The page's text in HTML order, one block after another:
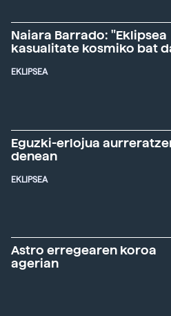
Naiara Barrado: "Eklipsea
kasualitate kosmiko bat
EKLIPSEA
Eguzki-erlojua
denean
EKLIPSEA
Astro erregearen koroa
agerian